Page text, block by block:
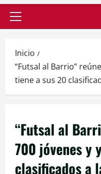
Inicio
“Futsal al Barrio”
tiene a sus 20
“Futsal al
700 jóvenes y
clasificados a